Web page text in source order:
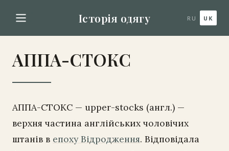
Історія одягу RU UK
АППА-СТОКС
АППА-СТОКС — upper-stocks (англ.) —
верхня частина англійських чоловічих
штанів в епоху Відродження. Відповідала